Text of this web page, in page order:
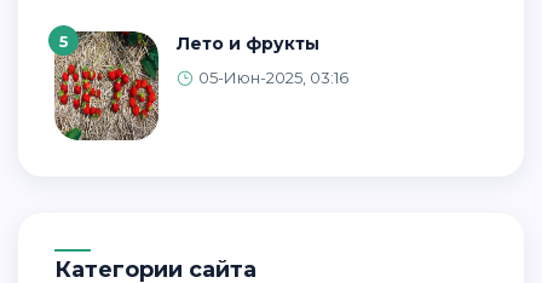
5 Лето и фрукты
05-Июн-2025, 03:16
Категории сайта